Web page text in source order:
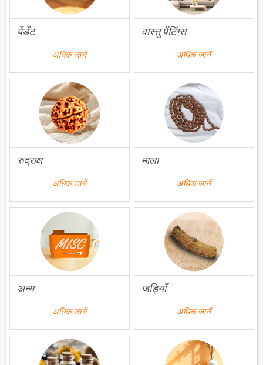
पेंडेंट
अधिक जानें
वास्तु पेंटिंग्स
अधिक जानें
रुद्राक्ष
अधिक जानें
माला
अधिक जानें
अन्य
अधिक जानें
जड़ियाँ
अधिक जानें